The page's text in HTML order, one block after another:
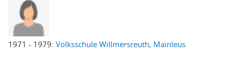
1971 - 1979: Volksschule Willmersreuth, Mainleus